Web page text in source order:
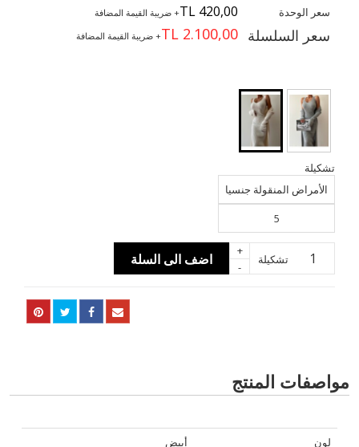
سعر الوحدة TL 420,00+ ضريبة القيمة المضافة
سعر السلسلة TL 2.100,00+ ضريبة القيمة المضافة
تشكيلة
الأمراض المنقولة جنسيا
5
تشكيلة
+
-
اضف الى السلة
مواصفات المنتج
لون أبيض